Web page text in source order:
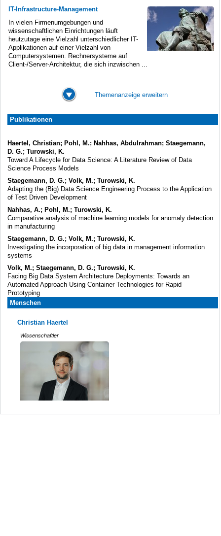
IT-Infrastructure-Management
In vielen Firmenumgebungen und
wissenschaftlichen Einrichtungen läuft
heutzutage eine Vielzahl unterschiedlicher IT-
Applikationen auf einer Vielzahl von
Computersystemen. Rechnersysteme auf
Client-/Server-Architektur, die sich inzwischen ...
Themenanzeige erweitern
Publikationen
Haertel, Christian; Pohl, M.; Nahhas, Abdulrahman; Staegemann,
D. G.; Turowski, K.
Toward A Lifecycle for Data Science: A Literature Review of Data
Science Process Models
Staegemann, D. G.; Volk, M.; Turowski, K.
Adapting the (Big) Data Science Engineering Process to the Application
of Test Driven Development
Nahhas, A.; Pohl, M.; Turowski, K.
Comparative analysis of machine learning models for anomaly detection
in manufacturing
Staegemann, D. G.; Volk, M.; Turowski, K.
Investigating the incorporation of big data in management information
systems
Volk, M.; Staegemann, D. G.; Turowski, K.
Facing Big Data System Architecture Deployments: Towards an
Automated Approach Using Container Technologies for Rapid
Prototyping
Menschen
Christian Haertel
Wissenschaftler